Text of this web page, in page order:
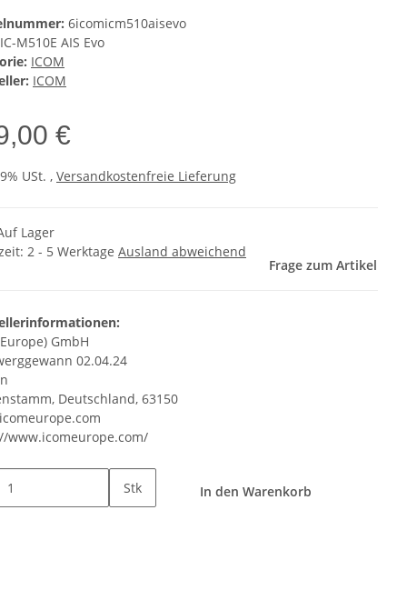
6icomicm510aisevo
IC-M510E AIS Evo
ICOM
ICOM
€
USt. , Versandkostenfreie Lieferung
Lager
2 - 5 Werktage Ausland abweichend
Frage zum Artikel
GmbH
02.04.24
Deutschland, 63150
www.icomeurope.com/
Stk In den Warenkorb